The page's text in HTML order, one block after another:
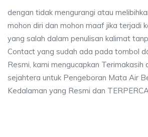
dengan tidak mengurangi atau
mohon diri dan mohon maaf jika terjadi
yang salah dalam penulisan kalimat
Contact yang sudah ada pada tombol
Resmi, kami mengucapkan Terimakasih
sejahtera untuk Pengeboran Mata Air
Kedalaman yang Resmi dan